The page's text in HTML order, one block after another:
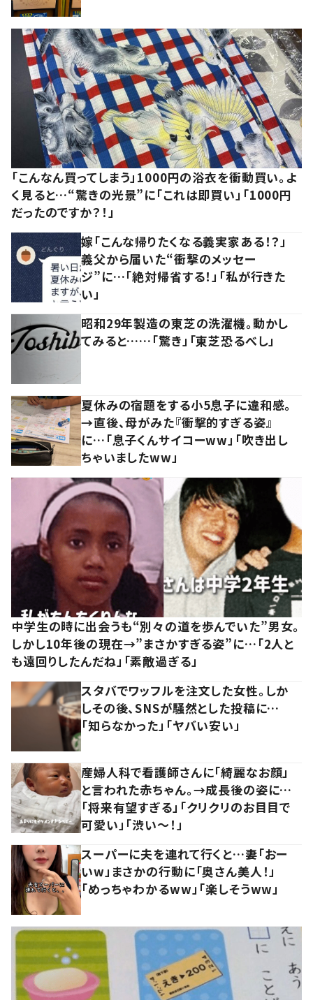
「こんなん買ってしまう」1000円の浴衣を衝動買い。よ
く見ると…“驚きの光景”に「これは即買い」「1000円
だったのですか？！」
嫁「こんな帰りたくなる義実家ある！？」
義父から届いた“衝撃のメッセー
ジ”に…「絶対帰省する！」「私が行きた
い」
昭和29年製造の東芝の洗濯機。動かし
てみると……「驚き」「東芝恐るべし」
夏休みの宿題をする小5息子に違和感。
→直後、母がみた『衝撃的すぎる姿』
に…「息子くんサイコーww」「吹き出し
ちゃいましたww」
中学生の時に出会うも“別々の道を歩んでいた”男女。
しかし10年後の現在→”まさかすぎる姿”に…「2人と
も遠回りしたんだね」「素敵過ぎる」
スタバでワッフルを注文した女性。しか
しその後、SNSが騒然とした投稿に…
「知らなかった」「ヤバい安い」
産婦人科で看護師さんに「綺麗なお顔」
と言われた赤ちゃん。→成長後の姿に…
「将来有望すぎる」「クリクリのお目目で
可愛い」「渋い～！」
スーパーに夫を連れて行くと…妻「おー
いw」まさかの行動に「奥さん美人！」
「めっちゃわかるww」「楽しそうww」